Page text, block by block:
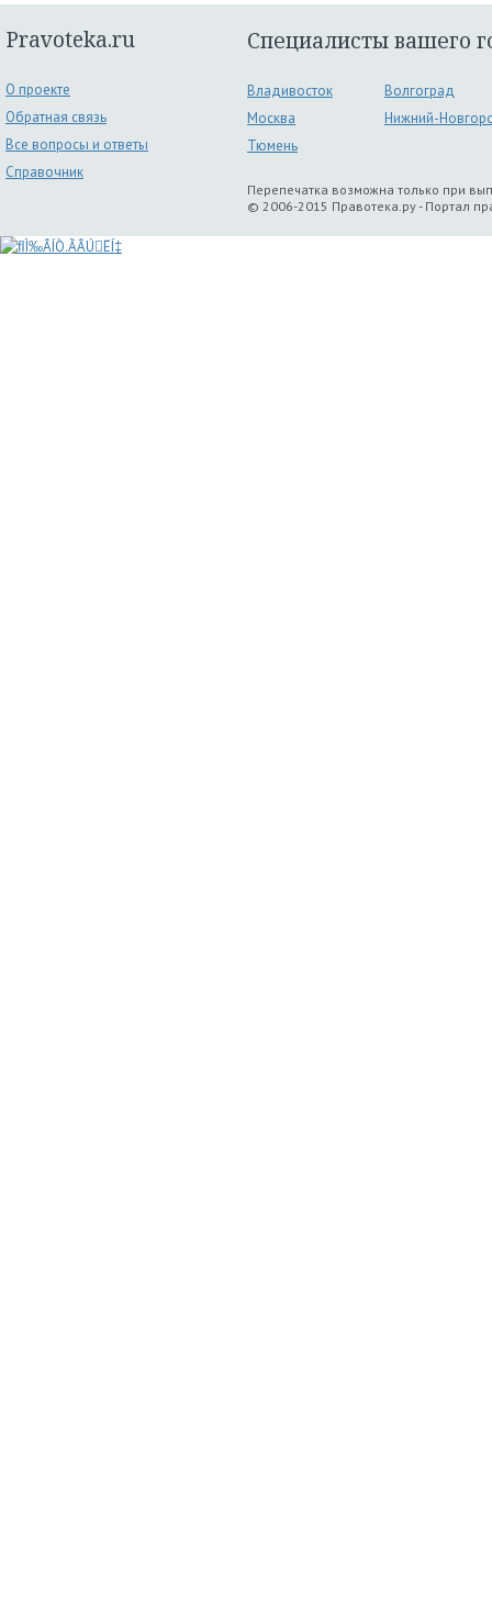
Pravoteka.ru
О проекте
Обратная связь
Все вопросы и ответы
Справочник
Специалисты вашего
Владивосток
Волгоград
Москва
Нижний-
Тюмень
Перепечатка возможна только при
© 2006-2015 Правотека.ру - Портал